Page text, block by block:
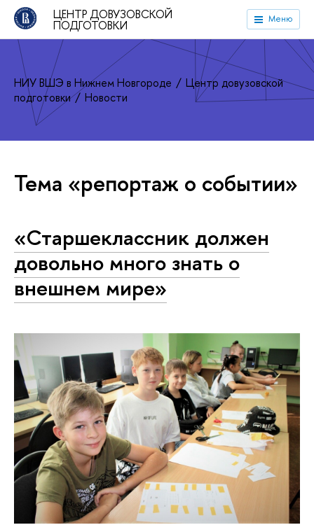
ЦЕНТР ДОВУЗОВСКОЙ
ПОДГОТОВКИ Меню
НИУ ВШЭ в Нижнем Новгороде
Центр довузовской
подготовки
Новости
Тема «репортаж о событии»
«Старшеклассник должен
довольно много знать о
внешнем мире»